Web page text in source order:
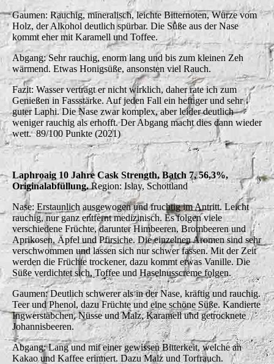
Gaumen: Rauchig, mineralisch, leichte Bitternoten, Würze vom
Holz, der Alkohol deutlich spürbar. Die Süße aus der Nase
kommt eher mit Karamell und Toffee.
Abgang: Sehr rauchig, enorm lang und bis zum kleinen Zeh
wärmend. Etwas Honigsüße, ansonsten viel Rauch.
Fazit: Wasser verträgt er nicht wirklich, daher rate ich zum
Genießen in Fassstärke. Auf jeden Fall ein heftiger und sehr
guter Laphi. Die Nase zwar komplex, aber leider deutlich
weniger rauchig als erhofft. Der Abgang macht dies dann wieder
wett. 89/100 Punkte (2021)
Laphroaig 10 Jahre Cask Strength, Batch 7, 56,3%,
Originalabfüllung.Region: Islay, Schottland
Nase: Erstaunlich ausgewogen und fruchtig im Antritt. Leicht
rauchig, nur ganz entfernt medizinisch. Es folgen viele
verschiedene Früchte, darunter Himbeeren, Brombeeren und
Aprikosen, Äpfel und Pfirsiche. Die einzelnen Aromen sind sehr
verschwommen und lassen sich nur schwer fassen. Mit der Zeit
werden die Früchte trockener, dazu kommt etwas Vanille. Die
Süße verdichtet sich, Toffee und Haselnusscreme folgen.
Gaumen: Deutlich schwerer als in der Nase, kräftig und rauchig.
Teer und Phenol, dazu Früchte und eine schöne Süße. Kandierte
Ingwerstäbchen, Nüsse und Malz, Karamell und getrocknete
Johannisbeeren.
Abgang: Lang und mit einer gewissen Bitterkeit, welche an
Kakao und Kaffee erinnert. Dazu Malz und Torfrauch.